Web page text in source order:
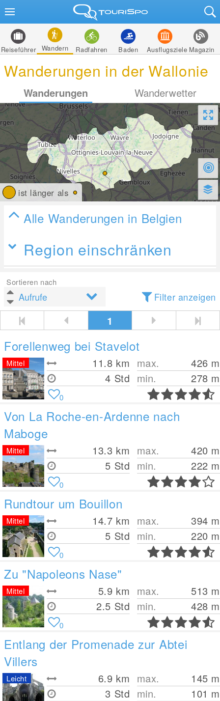
Reiseführer Wandern Radfahren Baden Ausflugsziele Magazin
Wanderungen in der Wallonie
Wanderungen Wanderwetter
ist länger als
Alle Wanderungen in Belgien
Region einschränken
Sortieren nach
Filter anzeigen
1
Forellenweg bei Stavelot
11.8 km
4 Std
max. 426 m
min.
278 m
Mittel
0
Von La Roche-en-Ardenne nach
Maboge
13.3 km
5 Std
max. 420 m
min.
222 m
Mittel
0
Rundtour um Bouillon
14.7 km
5 Std
max. 394 m
min.
220 m
Mittel
0
Zu "Napoleons Nase"
5.9 km
2.5 Std
max. 513 m
min.
428 m
Mittel
0
Entlang der Promenade zur Abtei
Villers
6.9 km
3 Std
max. 145 m
min.
101 m
Leicht